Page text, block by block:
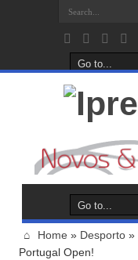
Home » Desporto »
Portugal Open!